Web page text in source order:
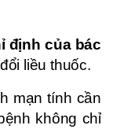
định của bác
liều thuốc.
mạn tính cần
không chỉ